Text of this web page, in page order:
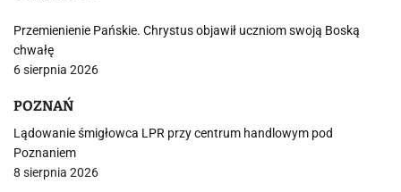
Przemienienie Pańskie. Chrystus objawił uczniom swoją Boską
chwałę
6 sierpnia 2026
POZNAŃ
Lądowanie śmigłowca LPR przy centrum handlowym pod
Poznaniem
8 sierpnia 2026